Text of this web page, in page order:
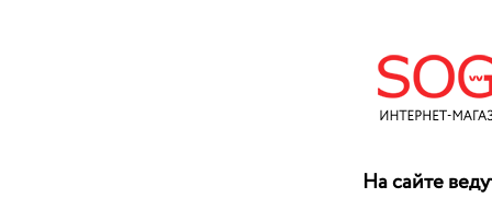
На сайте